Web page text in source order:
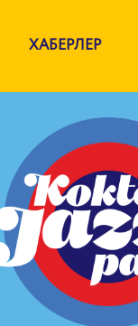
ХАБЕРЛЕР